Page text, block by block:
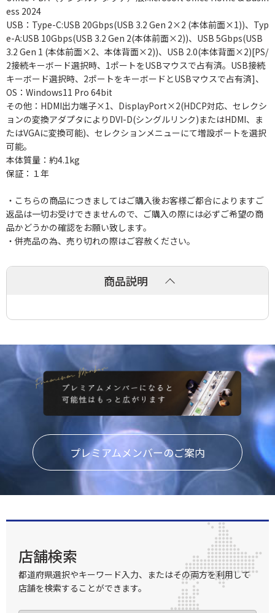
ess 2024
USB：Type-C:USB 20Gbps(USB 3.2 Gen 2×2 (本体前面×1))、Typ
e-A:USB 10Gbps(USB 3.2 Gen 2(本体前面×2))、USB 5Gbps(USB
3.2 Gen 1 (本体前面×2、本体背面×2))、USB 2.0(本体背面×2)[PS/
2接続キーボード選択時、1ポートをUSBマウスで占有済。USB接続
キーボード選択時、2ポートをキーボードとUSBマウスで占有済]、
OS：Windows11 Pro 64bit
その他：HDMI出力端子×1、DisplayPort×2(HDCP対応、セレクシ
ョンの変換アダプタによりDVI-D(シングルリンク)またはHDMI、ま
たはVGAに変換可能)、セレクションメニューにて増設ポートを選択
可能。
本体質量：約4.1kg
保証：１年
・こちらの商品につきましてはご購入後お客様ご都合によりますご
返品は一切お受けできませんので、ご購入の際には必ずご希望の商
品かどうかの確認をお願い致します。
・併売品の為、売り切れの際はご容赦ください。
商品説明
プレミアムメンバーのご案内
店舗検索
都道府県選択やキーワード入力、またはその両方を利用して
店舗を検索することができます。